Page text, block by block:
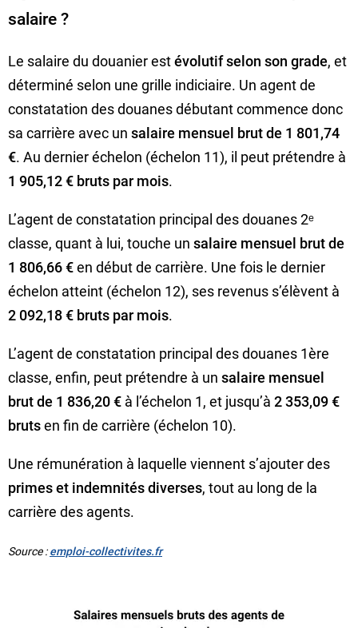
salaire ?
Le salaire du douanier estévolutif selon son grade, et
déterminé selon une grille indiciaire. Un agent de
constatation des douanes débutant commence donc
sa carrière avec un salaire mensuel brut de 1 801,74
€. Au dernier échelon (échelon 11), il peut prétendre à
1 905,12 € bruts par mois.
L’agent de constatation principal des douanes 2ᵉ
classe, quant à lui, touche un salaire mensuel brut de
1 806,66 €en début de carrière. Une fois le dernier
échelon atteint (échelon 12), ses revenus s’élèvent à
2 092,18 € bruts par mois.
L’agent de constatation principal des douanes 1ère
classe, enfin, peut prétendre à un salaire mensuel
brut de 1 836,20 € à l’échelon 1, et jusqu’à 2 353,09 €
brutsen fin de carrière (échelon 10).
Une rémunération à laquelle viennent s’ajouter des
primes et indemnités diverses, tout au long de la
carrière des agents.
Source :emploi-collectivites.fr